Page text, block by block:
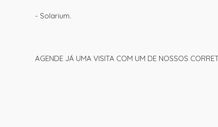
- Solarium.
AGENDE JÁ UMA VISITA COM UM DE NOSSOS